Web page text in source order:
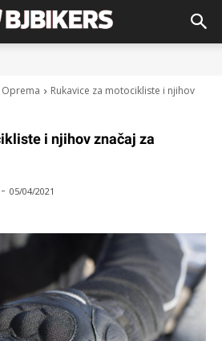
Oprema
Rukavice za motocikliste i njihov
i njihov značaj za
- 05/04/2021